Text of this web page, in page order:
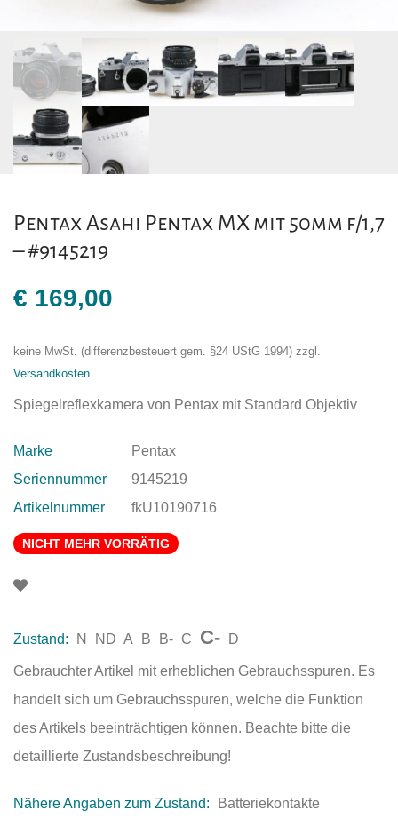
Pentax Asahi Pentax MX mit 50mm f/1,7
– #9145219
€ 169,00
keine MwSt. (differenzbesteuert gem. §24 UStG 1994) zzgl.
Versandkosten
Spiegelreflexkamera von Pentax mit Standard Objektiv
Marke
Pentax
Seriennummer
9145219
Artikelnummer
fkU10190716
NICHT MEHR VORRÄTIG
Zustand: N ND A B B- C C- D
Gebrauchter Artikel mit erheblichen Gebrauchsspuren. Es
handelt sich um Gebrauchsspuren, welche die Funktion
des Artikels beeinträchtigen können. Beachte bitte die
detaillierte Zustandsbeschreibung!
Nähere Angaben zum Zustand:
Batteriekontakte